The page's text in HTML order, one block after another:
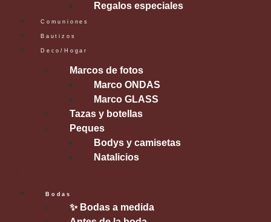
Regalos especiales
Comuniones
Bautizos
Deco/Hogar
Marcos de fotos
Marco ONDAS
Marco GLASS
Tazas y botellas
Peques
Bodys y camisetas
Natalicios
Bodas
✨ Bodas a medida